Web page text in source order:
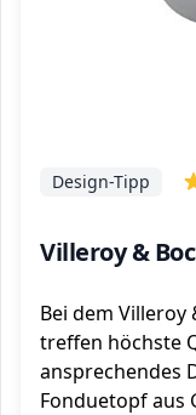
Villeroy &
Design-Tipp
Bei dem Villeroy
treffen höchste
ansprechendes
Fonduetopf aus